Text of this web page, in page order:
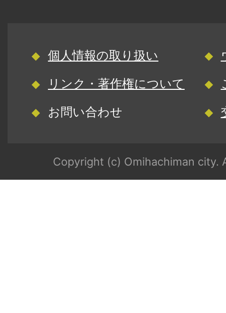
個人情報の取り扱い
リンク・著作権について
お問い合わせ
Copyright (c) Omihachiman city.